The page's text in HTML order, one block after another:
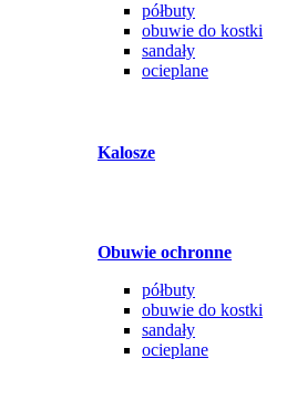
półbuty
obuwie do kostki
sandały
ocieplane
Kalosze
Obuwie ochronne
półbuty
obuwie do kostki
sandały
ocieplane